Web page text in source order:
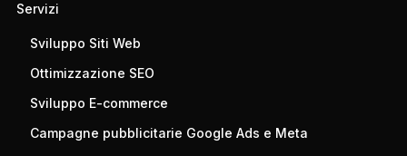
Servizi
Sviluppo Siti Web
Ottimizzazione SEO
Sviluppo E-commerce
Campagne pubblicitarie Google Ads e Meta